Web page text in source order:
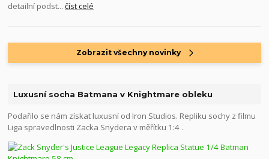
detailní podst...číst celé
Zobrazit všechny novinky
Luxusní socha Batmana v Knightmare obleku
Podařilo se nám získat luxusní od Iron Studios. Repliku sochy z filmu
Liga spravedlnosti Zacka Snydera v měřítku 1:4 .